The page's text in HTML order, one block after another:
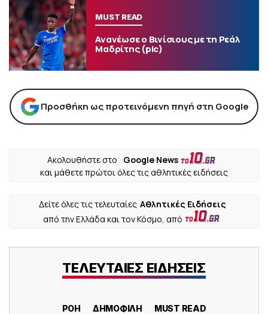
MUST READ
Ανανέωσε ο Βινίσιους με τη Ρεάλ
Μαδρίτης (pic)
Προσθήκη ως προτεινόμενη πηγή στη Google
Ακολουθήστε στο
Google News
και μάθετε πρώτοι όλες τις αθλητικές ειδήσεις
Δείτε όλες τις τελευταίες Αθλητικές Ειδήσεις
από την Ελλάδα και τον Κόσμο, από
ΤΕΛΕΥΤΑΙΕΣ ΕΙΔΗΣΕΙΣ
ΡΟΗ ΔΗΜΟΦΙΛΗ MUST READ